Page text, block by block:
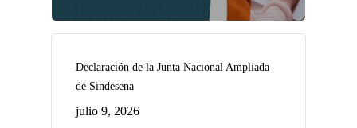
Declaración de la Junta Nacional Ampliada
de Sindesena
julio 9, 2026